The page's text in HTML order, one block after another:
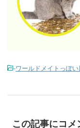
-ワールドメイトっぽい
この記事にコメ